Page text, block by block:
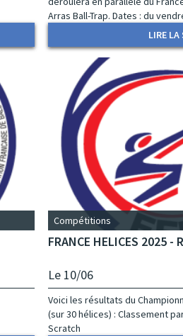
Arras Ball-Trap. Dates : du
LIRE
Compétitions
FRANCE HELICES 2025 -
Le 10/06
Voici les résultats du
(sur 30 hélices) : Classement
Scratch